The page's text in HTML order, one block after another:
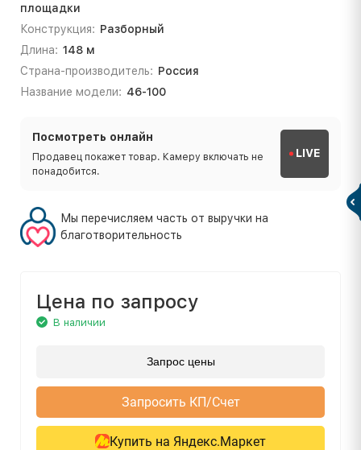
площадки
Конструкция: Разборный
Длина: 148 м
Страна-производитель: Россия
Название модели: 46-100
Посмотреть онлайн
Продавец покажет товар. Камеру включать не
понадобится.
LIVE
Мы перечисляем часть от выручки на
благотворительность
Цена по запросу
В наличии
Запрос цены
Запросить КП/Счет
Купить на Яндекс.Маркет